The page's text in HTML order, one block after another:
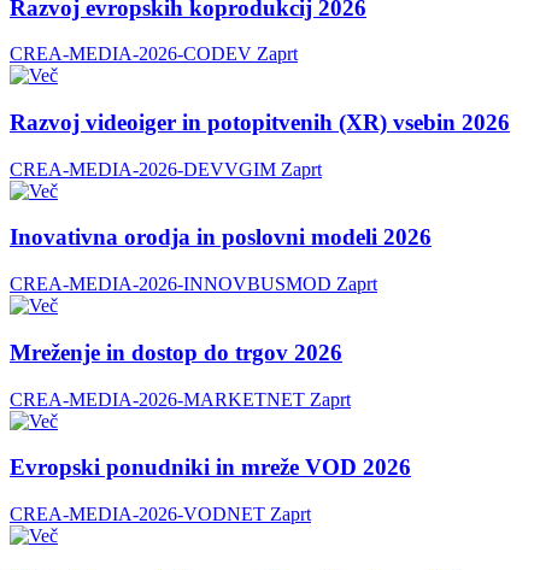
Razvoj evropskih koprodukcij 2026
CREA-MEDIA-2026-CODEV Zaprt
Razvoj videoiger in potopitvenih (XR) vsebin 2026
CREA-MEDIA-2026-DEVVGIM Zaprt
Inovativna orodja in poslovni modeli 2026
CREA-MEDIA-2026-INNOVBUSMOD Zaprt
Mreženje in dostop do trgov 2026
CREA-MEDIA-2026-MARKETNET Zaprt
Evropski ponudniki in mreže VOD 2026
CREA-MEDIA-2026-VODNET Zaprt